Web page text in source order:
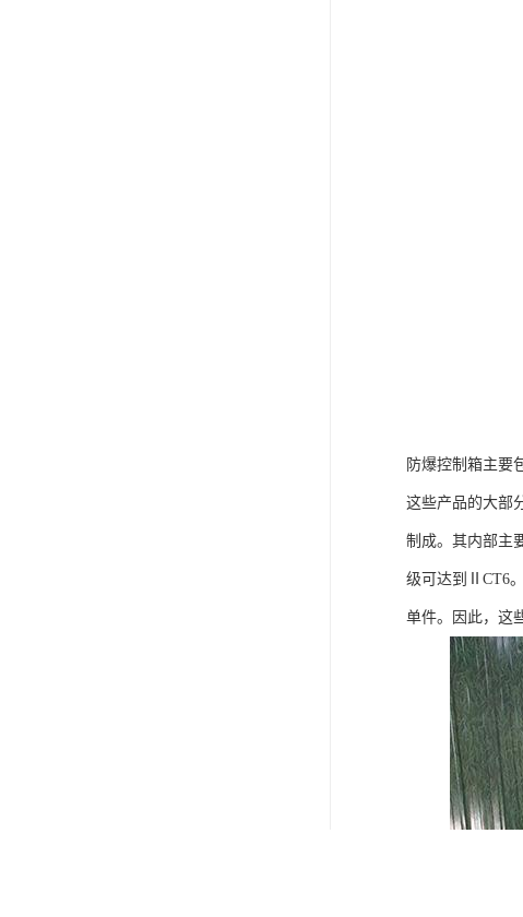
防爆控制箱主要
这些产品的大部
制成。其内部主
级可达到ⅡCT6
单件。因此，这